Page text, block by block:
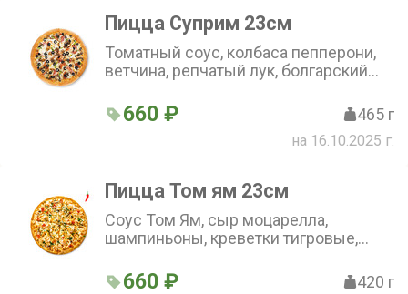
Пицца Суприм 23см
Томатный соус, колбаса пепперони,
ветчина, репчатый лук, болгарский
говядина, маслины, сыр моцарелла.
(23 см)
660 ₽ 465 г
на 16.10.2025 г.
Пицца Том ям 23см
Соус Том Ям, сыр моцарелла,
шампиньоны, креветки тигровые,
см)660 ₽ 420 г